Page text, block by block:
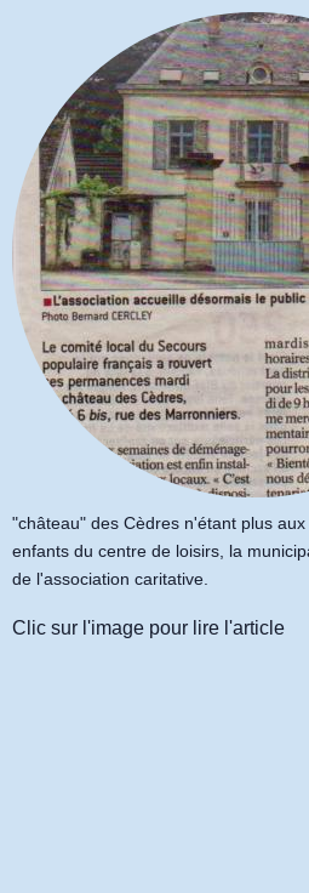
"château" des Cèdres n'étant plus
enfants du centre de loisirs, la
de l'association caritative.
Clic sur l'image pour lire l'article